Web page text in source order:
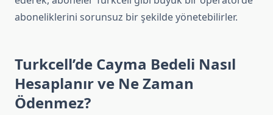
aboneliklerini sorunsuz bir şekilde yönetebilirler.
Turkcell’de Cayma Bedeli Nasıl
Hesaplanır ve Ne Zaman
Ödenmez?